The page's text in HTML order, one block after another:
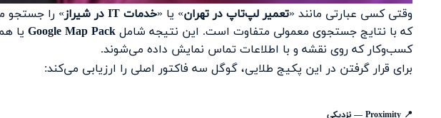
وقتی کسی عبارتی مانند «تعمیر لپ‌تاپ در تهران» یا «خدمات IT در شیراز
» را جستجو
که با نتایج جستجوی معمولی متفاوت است. این نتیجه شاملGoogle Map Pack یا
کسب‌وکار که روی نقشه و با اطلاعات تماس نمایش داده می‌شوند.
برای قرار گرفتن در این پکیج طلایی، گوگل سه فاکتور اصلی را ارزیابی می‌کند:
📍 Proximity — نزدیکی